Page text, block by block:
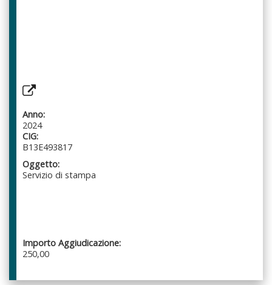
Anno:
2024
CIG:
B13E493817
Oggetto:
Servizio di stampa
Importo Aggiudicazione:
250,00